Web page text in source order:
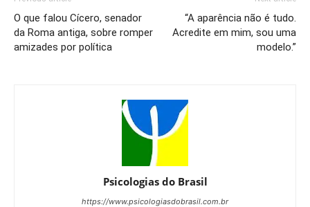
O que falou Cícero, senador
da Roma antiga, sobre romper
amizades por política
“A aparência não é tudo.
Acredite em mim, sou uma
modelo.”
Psicologias do Brasil
https://www.psicologiasdobrasil.com.br